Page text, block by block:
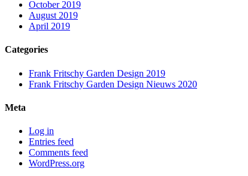
October 2019
August 2019
April 2019
Categories
Frank Fritschy Garden Design 2019
Frank Fritschy Garden Design Nieuws 2020
Meta
Log in
Entries feed
Comments feed
WordPress.org